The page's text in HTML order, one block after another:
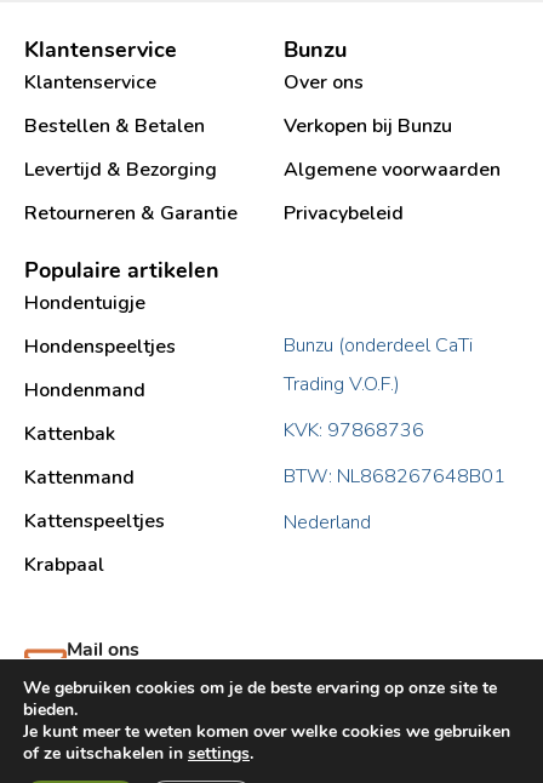
Klantenservice
Klantenservice
Bestellen & Betalen
Levertijd & Bezorging
Retourneren & Garantie
Bunzu
Over ons
Verkopen bij Bunzu
Algemene voorwaarden
Privacybeleid
Populaire artikelen
Hondentuigje
Hondenspeeltjes
Hondenmand
Kattenbak
Kattenmand
Kattenspeeltjes
Krabpaal​
Bunzu (onderdeel CaTi
Trading V.O.F.)
KVK: 97868736
BTW: NL868267648B01
Nederland
Mail ons
support@bunzu.nl
We gebruiken cookies om je de beste ervaring op onze site te
bieden.
Je kunt meer te weten komen over welke cookies we gebruiken
of ze uitschakelen in settings.